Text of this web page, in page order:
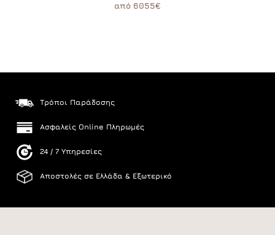
από 6055€
Τρόποι Παράδοσης
Ασφαλείς Online Πληρωμές
24 / 7 Υπηρεσίες
Αποστολές σε Ελλάδα & Εξωτερικό